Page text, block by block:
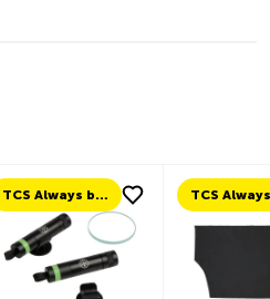
TCS Always by my side